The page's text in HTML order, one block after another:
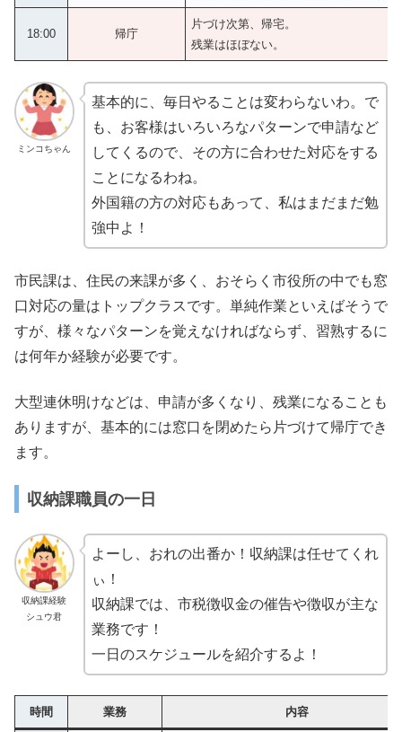
18:00 帰庁
片づけ次第、帰宅。
残業はほぼない。
ミンコちゃん
基本的に、毎日やることは変わらないわ。で
も、お客様はいろいろなパターンで申請など
してくるので、その方に合わせた対応をする
ことになるわね。
外国籍の方の対応もあって、私はまだまだ勉
強中よ！
市民課は、住民の来課が多く、おそらく市役所の中でも窓
口対応の量はトップクラスです。単純作業といえばそうで
すが、様々なパターンを覚えなければならず、習熟するに
は何年か経験が必要です。
大型連休明けなどは、申請が多くなり、残業になることも
ありますが、基本的には窓口を閉めたら片づけて帰庁でき
ます。
収納課職員の一日
収納課経験
シュウ君
よーし、おれの出番か！収納課は任せてくれ
ぃ！
収納課では、市税徴収金の催告や徴収が主な
業務です！
一日のスケジュールを紹介するよ！
時間 業務 内容